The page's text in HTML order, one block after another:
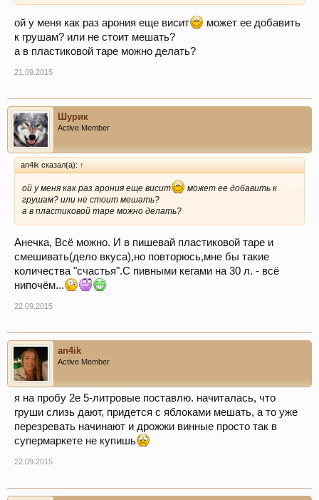
ой у меня как раз арония еще висит
может ее добавить
к грушам? или не стоит мешать?
а в пластиковой таре можно делать?
21.09.2015
Шурик
Active Member
an4ik сказал(а): ↑
ой у меня как раз арония еще висит
может ее добавить к
грушам? или не стоит мешать?
а в пластиковой таре можно делать?
Анечка, Всё можно. И в пишевай пластиковой таре и
смешивать(дело вкуса),но повторюсь,мне бы такие
количества "счастья".С пивными кегами на 30 л. - всё
нипочём...
22.09.2015
an4ik
Active Member
я на пробу 2е 5-литровые поставлю. начиталась, что
груши слизь дают, придется с яблоками мешать, а то уже
перезревать начинают и дрожжи винные просто так в
супермаркете не купишь
22.09.2015